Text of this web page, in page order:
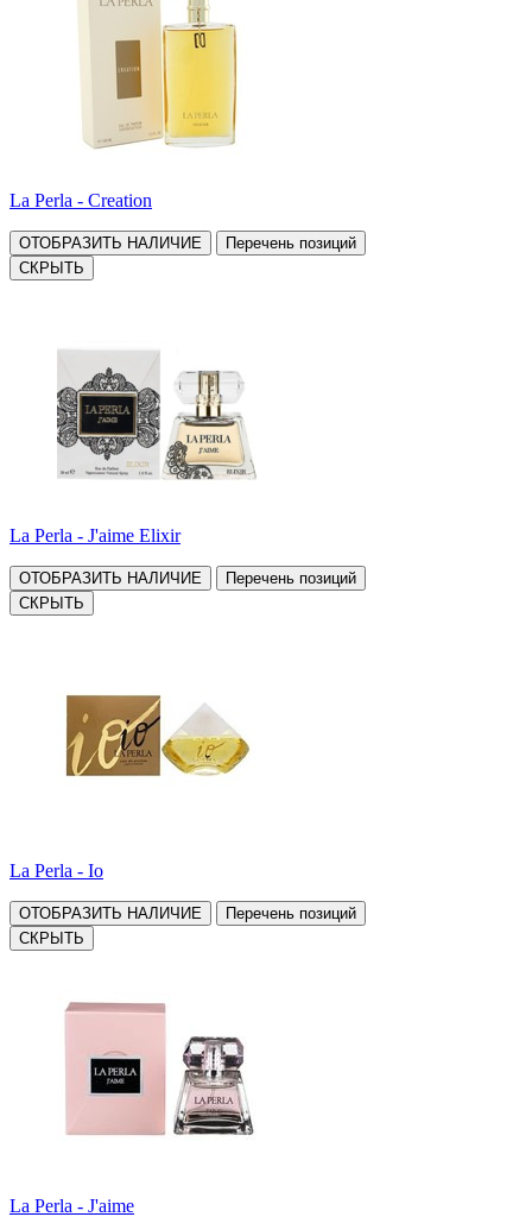
La Perla - Creation
ОТОБРАЗИТЬ НАЛИЧИЕ
Перечень позиций
СКРЫТЬ
La Perla - J'aime Elixir
ОТОБРАЗИТЬ НАЛИЧИЕ
Перечень позиций
СКРЫТЬ
La Perla - Io
ОТОБРАЗИТЬ НАЛИЧИЕ
Перечень позиций
СКРЫТЬ
La Perla - J'aime